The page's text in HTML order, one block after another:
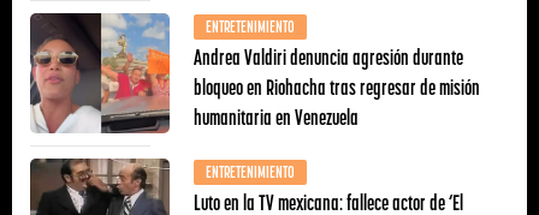
ENTRETENIMIENTO
Andrea Valdiri denuncia agresión durante
bloqueo en Riohacha tras regresar de misión
humanitaria en Venezuela
ENTRETENIMIENTO
Luto en la TV mexicana: fallece actor de ‘El